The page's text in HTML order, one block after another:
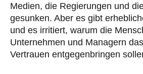
Medien, die Regierungen und
gesunken. Aber es gibt
und es irritiert, warum die
Unternehmen und Managern
Vertrauen entgegenbringen